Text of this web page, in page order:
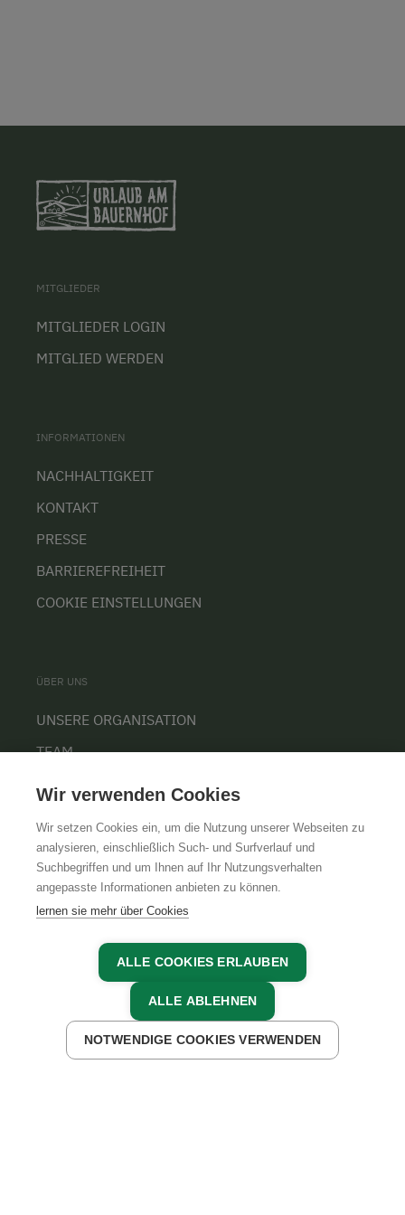
JETZT ANFRAGEN
MITGLIEDER
MITGLIEDER LOGIN
MITGLIED WERDEN
INFORMATIONEN
NACHHALTIGKEIT
KONTAKT
PRESSE
BARRIEREFREIHEIT
COOKIE EINSTELLUNGEN
ÜBER UNS
UNSERE ORGANISATION
TEAM
KARRIERE
AGBIMPRESSUMDATENSCHUTZ
Wir verwenden Cookies
Wir setzen Cookies ein, um die Nutzung unserer Webseiten zu
analysieren, einschließlich Such- und Surfverlauf und
Suchbegriffen und um Ihnen auf Ihr Nutzungsverhalten
angepasste Informationen anbieten zu können.
lernen sie mehr über Cookies
ALLE COOKIES ERLAUBEN
ALLE ABLEHNEN
NOTWENDIGE COOKIES VERWENDEN